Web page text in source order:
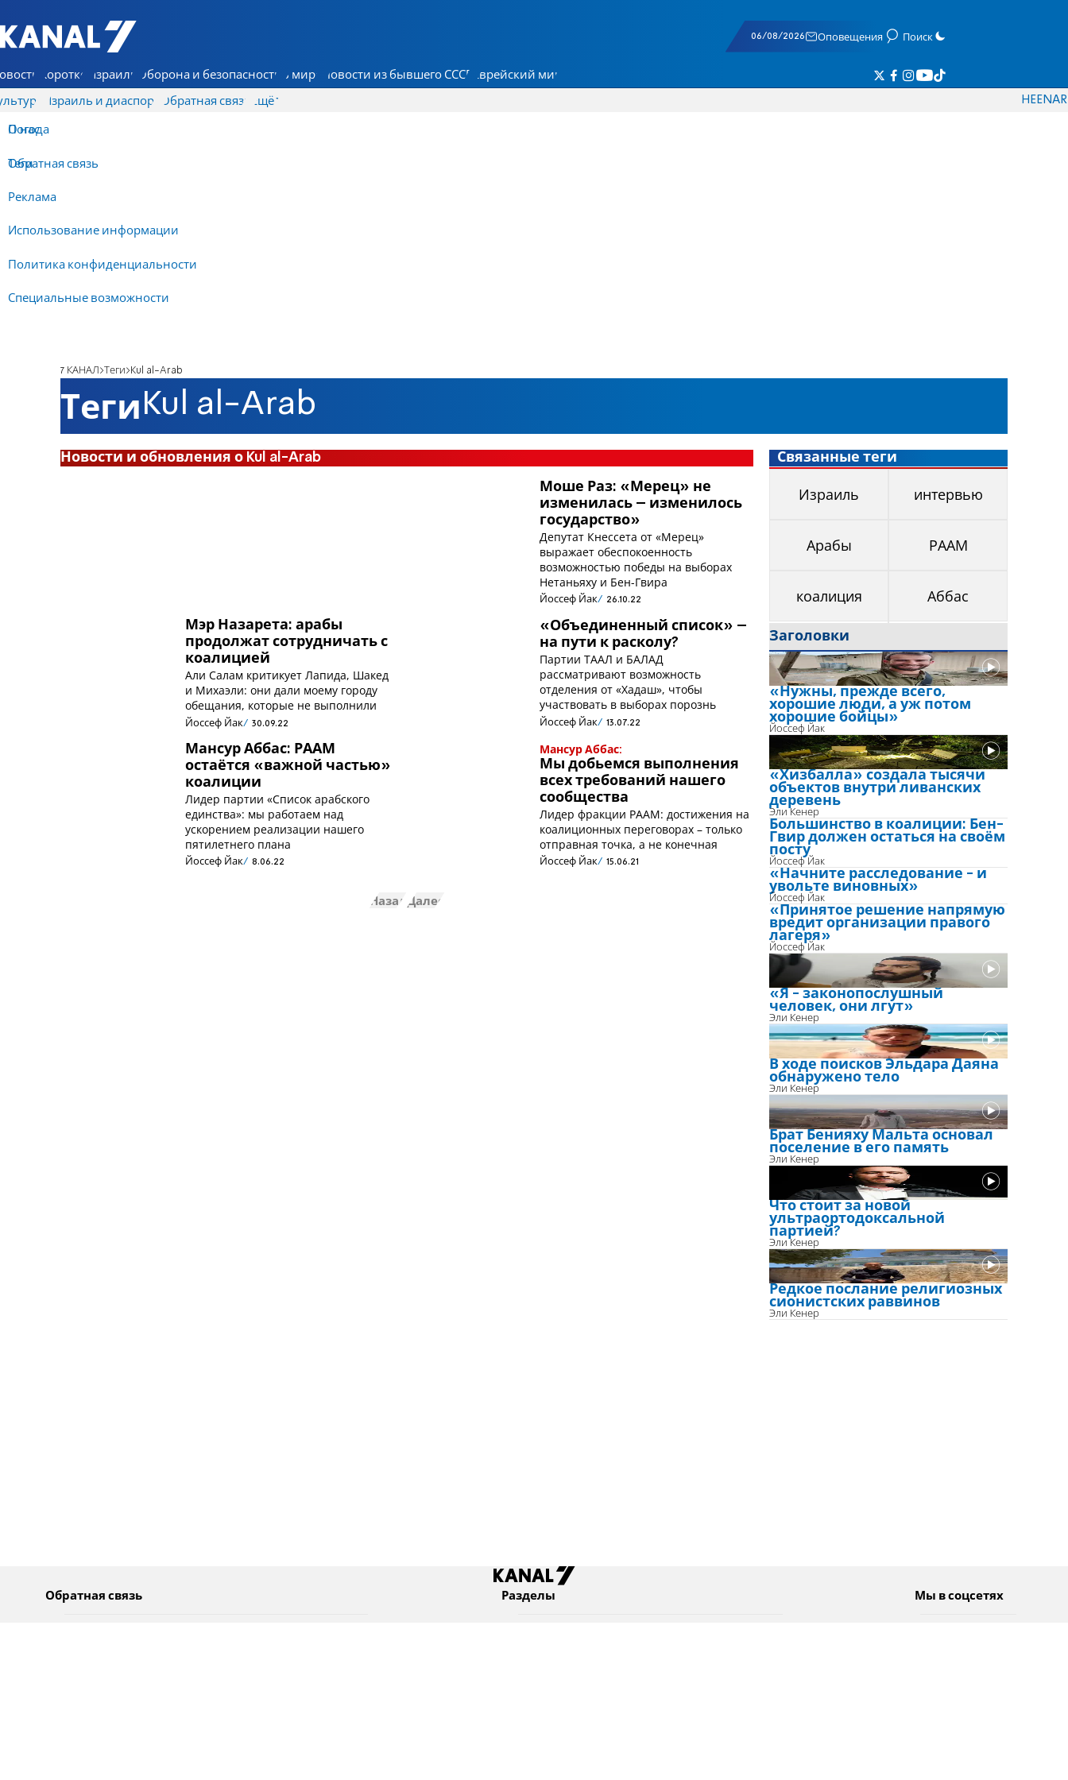
7 КАНАЛ - Аруц Шева
06/08/2026 Оповещения Поиск
Коротко Израиль Оборона и безопасность В мире Новости из бывшего СССР Еврейский мир
Израиль и диаспора Обратная связь
О нас
Обратная связь
Реклама
Использование информации
Политика конфиденциальности
Специальные возможности
Ещё
Погода
Теги
HEENAR
7 КАНАЛ Теги Kul al-Arab
ТегиKul al-Arab
Новости и обновления о Kul al-Arab
Моше Раз: «Мерец» не
изменилась – изменилось
государство»
Депутат Кнессета от «Мерец»
выражает обеспокоенность
возможностью победы на выборах
Нетаньяху и Бен-Гвира
Йоссеф Йак 26.10.22
Мэр Назарета: арабы
продолжат сотрудничать с
коалицией
Али Салам критикует Лапида, Шакед
и Михаэли: они дали моему городу
обещания, которые не выполнили
Йоссеф Йак 30.09.22
«Объединенный список» –
на пути к расколу?
Партии ТААЛ и БАЛАД
рассматривают возможность
отделения от «Хадаш», чтобы
участвовать в выборах порознь
Йоссеф Йак 13.07.22
Мансур Аббас: РААМ
остаётся «важной частью»
коалиции
Лидер партии «Список арабского
единства»: мы работаем над
ускорением реализации нашего
пятилетнего плана
Йоссеф Йак 8.06.22
Мансур Аббас:
Мы добьемся выполнения
всех требований нашего
сообщества
Лидер фракции РААМ: достижения на
коалиционных переговорах – только
отправная точка, а не конечная
Йоссеф Йак 15.06.21
Назад Далее
Связанные теги
Израиль интервью
Арабы РААМ
коалиция Аббас
Заголовки
«Нужны, прежде всего,
хорошие люди, а уж потом
хорошие бойцы»
Йоссеф Йак
«Хизбалла» создала тысячи
объектов внутри ливанских
деревень
Эли Кенер
Большинство в коалиции: Бен-
Гвир должен остаться на своём
посту
Йоссеф Йак
«Начните расследование - и
увольте виновных»
Йоссеф Йак
«Принятое решение напрямую
вредит организации правого
лагеря»
Йоссеф Йак
«Я - законопослушный
человек, они лгут»
Эли Кенер
В ходе поисков Эльдара Даяна
обнаружено тело
Эли Кенер
Брат Бенияху Мальта основал
поселение в его память
Эли Кенер
Что стоит за новой
ультраортодоксальной
партией?
Эли Кенер
Редкое послание религиозных
сионистских раввинов
Эли Кенер
Обратная связь Разделы Мы в соцсетях